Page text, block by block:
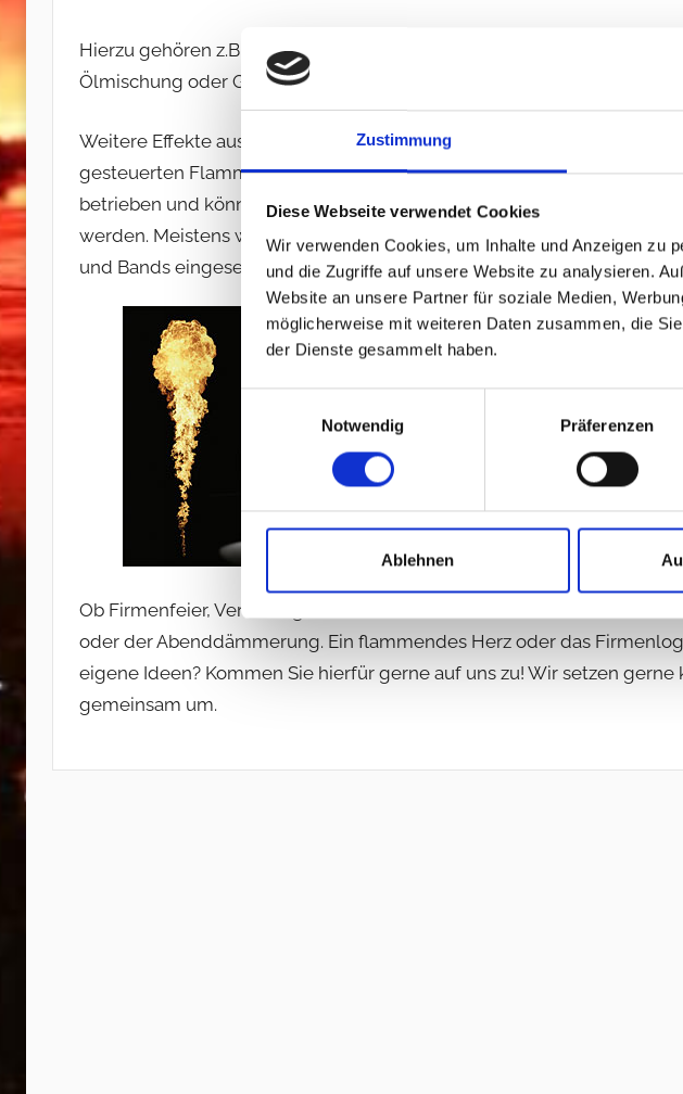
Zustimmung
Diese Webseite verwendet Cookies
Wir verwenden Cookies, um Inhalte und Anzeigen zu
und die Zugriffe auf unsere Website zu analysieren.
Website an unsere Partner für soziale Medien,
möglicherweise mit weiteren Daten zusammen, die
der Dienste gesammelt haben.
Notwendig
Präferenzen
Ablehnen
Hierzu gehören z.B. unsere brennenden Herzen, die je nach
Ölmischung oder Gas betrieben werden.
Weitere Effekte aus diesem Bereich sind unsere DMX-
gesteuerten Flammenprojektoren. Diese werden mit Aerosol
betrieben und können z.B. in die Lichtanlage integriert
werden. Meistens werden diese für Bühnenshows von DJs
und Bands eingesetzt. Die Effekthöhe beträgt bis zu 3,50m.
Ob Firmenfeier, Verlobung oder Hochzeit. Der Flammeneffekt ist ist
oder der Abenddämmerung. Ein flammendes Herz oder das
eigene Ideen? Kommen Sie hierfür gerne auf uns zu! Wir setzen
gemeinsam um.